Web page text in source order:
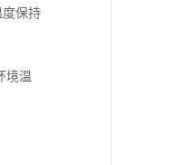
保持
境温